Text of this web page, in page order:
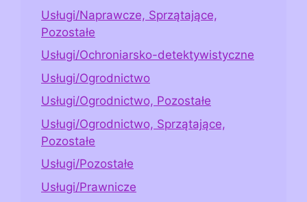
Usługi/Naprawcze, Sprzątające,
Pozostałe
Usługi/Ochroniarsko-detektywistyczne
Usługi/Ogrodnictwo
Usługi/Ogrodnictwo, Pozostałe
Usługi/Ogrodnictwo, Sprzątające,
Pozostałe
Usługi/Pozostałe
Usługi/Prawnicze